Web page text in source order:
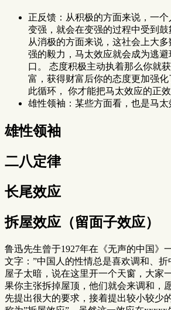
正反馈：从积极的方面来说，一
变强，就会在变强的过程中受到鼓
从消极的方面来说，这社会上大
强的毅力，马太效应就会成为逃
口。 态度积极主动执着那么你就
富，获得财富后你的态度更加强
此循环， 你才能把马太效应的正效
雄性领袖：某些方面看，也是马太
雄性领袖
二八定律
长尾效应
拆屋效应（留面子效应）
鲁迅先生曾于1927年在《无声的中国》
文字：”中国人的性情总是喜欢调和、
屋子太暗，说在这里开一个天窗，大家
果你主张拆掉屋顶，他们就会来调和，
先提出很大的要求，接着提出较小较少